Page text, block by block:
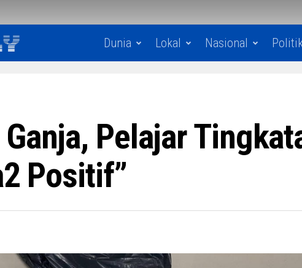
Dunia Lokal Nasional
Pelajar
Positif”